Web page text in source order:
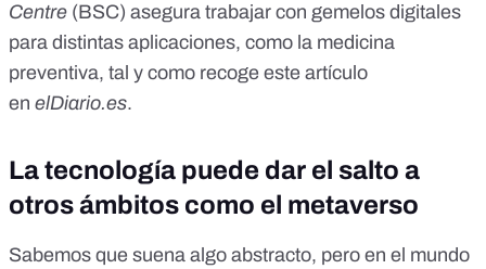
Centre (BSC) asegura trabajar con gemelos digitales
para distintas aplicaciones, como la medicina
preventiva, tal y como recoge este artículo
en elDiario.es.
La tecnología puede dar el salto a
otros ámbitos como el metaverso
Sabemos que suena algo abstracto, pero en el mundo